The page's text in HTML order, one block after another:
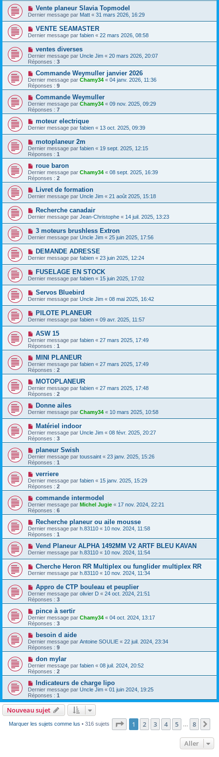
Vente planeur Slavia Topmodel
Dernier message par Matt « 31 mars 2026, 16:29
VENTE SEAMASTER
Dernier message par fabien « 22 mars 2026, 08:58
ventes diverses
Dernier message par Uncle Jim « 20 mars 2026, 20:07
Réponses : 3
Commande Weymuller janvier 2026
Dernier message par Chamy34 « 04 janv. 2026, 11:36
Réponses : 9
Commande Weymuller
Dernier message par Chamy34 « 09 nov. 2025, 09:29
Réponses : 7
moteur electrique
Dernier message par fabien « 13 oct. 2025, 09:39
motoplaneur 2m
Dernier message par fabien « 19 sept. 2025, 12:15
Réponses : 1
roue baron
Dernier message par Chamy34 « 08 sept. 2025, 16:39
Réponses : 2
Livret de formation
Dernier message par Uncle Jim « 21 août 2025, 15:18
Recherche canadair
Dernier message par Jean-Christophe « 14 juil. 2025, 13:23
3 moteurs brushless Extron
Dernier message par Uncle Jim « 25 juin 2025, 17:56
DEMANDE ADRESSE
Dernier message par fabien « 23 juin 2025, 12:24
FUSELAGE EN STOCK
Dernier message par fabien « 15 juin 2025, 17:02
Servos Bluebird
Dernier message par Uncle Jim « 08 mai 2025, 16:42
PILOTE PLANEUR
Dernier message par fabien « 09 avr. 2025, 11:57
ASW 15
Dernier message par fabien « 27 mars 2025, 17:49
Réponses : 1
MINI PLANEUR
Dernier message par fabien « 27 mars 2025, 17:49
Réponses : 2
MOTOPLANEUR
Dernier message par fabien « 27 mars 2025, 17:48
Réponses : 2
Donne ailes
Dernier message par Chamy34 « 10 mars 2025, 10:58
Matériel indoor
Dernier message par Uncle Jim « 08 févr. 2025, 20:27
Réponses : 3
planeur Swish
Dernier message par toussaint « 23 janv. 2025, 15:26
Réponses : 1
verriere
Dernier message par fabien « 15 janv. 2025, 15:29
Réponses : 2
commande intermodel
Dernier message par Michel Jugie « 17 nov. 2024, 22:21
Réponses : 6
Recherche planeur ou aile mousse
Dernier message par h.83110 « 10 nov. 2024, 11:58
Réponses : 1
Vend Planeur ALPHA 1492MM V2 ARTF BLEU KAVAN
Dernier message par h.83110 « 10 nov. 2024, 11:54
Cherche Heron RR Multiplex ou funglider multiplex RR
Dernier message par h.83110 « 10 nov. 2024, 11:34
Appro de CTP bouleau et peuplier
Dernier message par olivier D « 24 oct. 2024, 21:51
Réponses : 3
pince à sertir
Dernier message par Chamy34 « 04 oct. 2024, 13:17
Réponses : 3
besoin d aide
Dernier message par Antoine SOULIE « 22 juil. 2024, 23:34
Réponses : 9
don mylar
Dernier message par fabien « 08 juil. 2024, 20:52
Réponses : 2
Indicateurs de charge lipo
Dernier message par Uncle Jim « 01 juin 2024, 19:25
Réponses : 1
Nouveau sujet
Marquer les sujets comme lus • 316 sujets Page 1sur8
1 2 3 4 5 8
Aller